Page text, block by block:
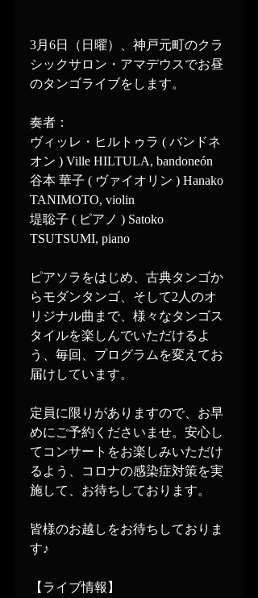
3月6日（日曜）、神戸元町のクラ
シックサロン・アマデウスでお昼
のタンゴライブをします。
奏者：
ヴィッレ・ヒルトゥラ ( バンドネ
オン ) Ville HILTULA, bandoneón
谷本 華子 ( ヴァイオリン ) Hanako
TANIMOTO, violin
堤聡子 ( ピアノ ) Satoko
TSUTSUMI, piano
ピアソラをはじめ、古典タンゴか
らモダンタンゴ、そして2人のオ
リジナル曲まで、様々なタンゴス
タイルを楽しんでいただけるよ
う、毎回、プログラムを変えてお
届けしています。
定員に限りがありますので、お早
めにご予約くださいませ。安心し
てコンサートをお楽しみいただけ
るよう、コロナの感染症対策を実
施して、お待ちしております。
皆様のお越しをお待ちしておりま
す♪
【ライブ情報】